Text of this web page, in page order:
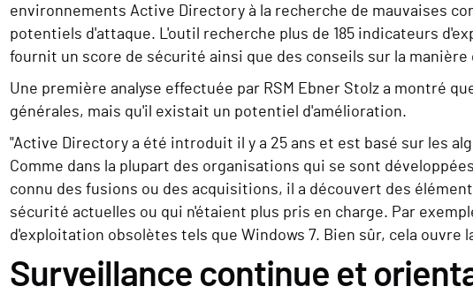
environnements Active Directory à la recherche de mauvaises
potentiels d'attaque. L'outil recherche plus de 185 indicateurs
fournit un score de sécurité ainsi que des conseils sur la
Une première analyse effectuée par RSM Ebner Stolz a montré
générales, mais qu'il existait un potentiel d'amélioration.
"Active Directory a été introduit il y a 25 ans et est basé sur les
Comme dans la plupart des organisations qui se sont
connu des fusions ou des acquisitions, il a découvert des
sécurité actuelles ou qui n'étaient plus pris en charge. Par
d'exploitation obsolètes tels que Windows 7. Bien sûr, cela ouvre
Surveillance continue et